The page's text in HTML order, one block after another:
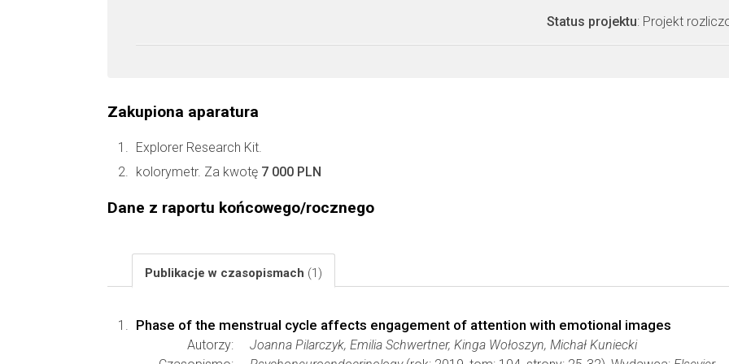
Status projektu: Projekt
Zakupiona aparatura
Explorer Research Kit.
kolorymetr. Za kwotę 7 000 PLN
Dane z raportu końcowego/rocznego
Publikacje w czasopismach (1)
Phase of the menstrual cycle affects engagement of attention with emotional images
Autorzy:
Joanna Pilarczyk, Emilia Schwertner, Kinga Wołoszyn, Michał Kuniecki